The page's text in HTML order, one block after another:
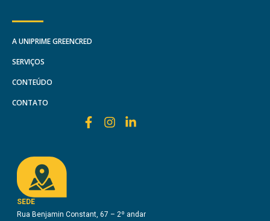
A UNIPRIME GREENCRED
SERVIÇOS
CONTEÚDO
CONTATO
SEDE
Rua Benjamin Constant, 67 – 2º andar